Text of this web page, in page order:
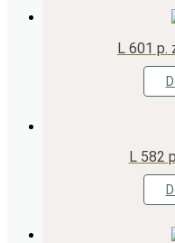
L 601 p.
L 582